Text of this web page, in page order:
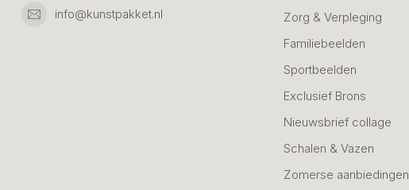
info@kunstpakket.nl
Zorg & Verpleging
Familiebeelden
Sportbeelden
Exclusief Brons
Nieuwsbrief collage
Schalen & Vazen
Zomerse aanbiedingen